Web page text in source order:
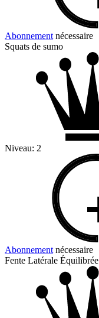
Abonnement nécessaire
Squats de sumo
Niveau: 2
Abonnement nécessaire
Fente Latérale Équilibrée